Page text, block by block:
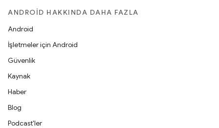
ANDROID HAKKINDA DAHA FAZLA
Android
İşletmeler için Android
Güvenlik
Kaynak
Haber
Blog
Podcast'ler